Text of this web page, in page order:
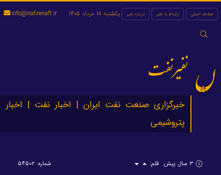
صفحه اصلی ارتباط با نفیر درباره نفیر
جستجو
یکشنبه 18 مرداد 1405 info@nafirenaft.ir
نفیرنفت
خبرگزاری صنعت نفت ایران | اخبار نفت | اخبار
پتروشیمی
۳ سال پیش قلم: شماره: ۵۴۵۰۲